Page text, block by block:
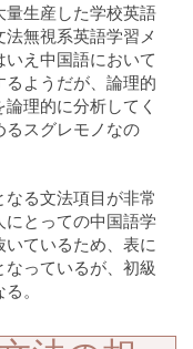
量生産した学校英語
無視系英語学習メ
え中国語において
るようだが、論理的
理的に分析してく
るスグレモノなの
なる文法項目が非常
とっての中国語学
ているため、表に
っているが、初級
。